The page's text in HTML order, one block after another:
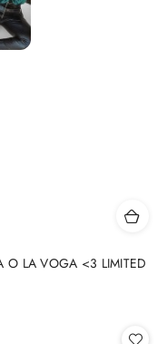
O LA VOGA <3 LIMITED